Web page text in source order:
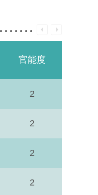
官能度
2
2
2
2